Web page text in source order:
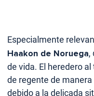
Especialmente
Haakon de Noruega,
de vida. El heredero
de regente de
debido a la delicada